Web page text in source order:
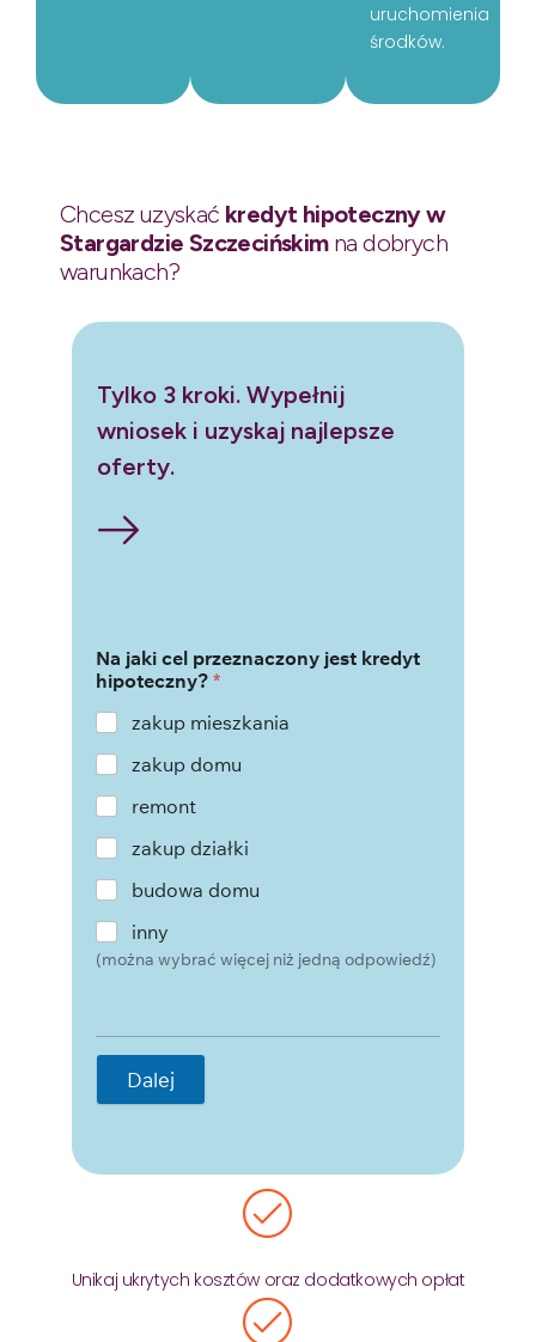
uruchomienia
środków.
Chcesz uzyskać kredyt hipoteczny w
Stargardzie Szczecińskimna dobrych
warunkach?
Tylko 3 kroki. Wypełnij
wniosek i uzyskaj najlepsze
oferty.
Na jaki cel przeznaczony jest kredyt
hipoteczny? *
zakup mieszkania
zakup domu
remont
zakup działki
budowa domu
inny
(można wybrać więcej niż jedną odpowiedź)
Dalej
Unikaj ukrytych kosztów oraz dodatkowych opłat